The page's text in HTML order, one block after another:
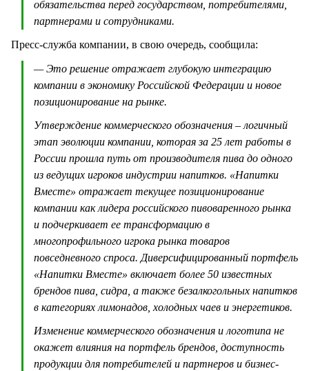
обязательства перед государством, потребителями,
партнерами и сотрудниками.
Пресс-служба компании, в свою очередь, сообщила:
— Это решение отражает глубокую интеграцию
компании в экономику Российской Федерации и новое
позиционирование на рынке.
Утверждение коммерческого обозначения – логичный
этап эволюции компании, которая за 25 лет работы в
России прошла путь от производителя пива до одного
из ведущих игроков индустрии напитков. «Напитки
Вместе» отражает текущее позиционирование
компании как лидера российского пивоваренного рынка
и подчеркивает ее трансформацию в
многопрофильного игрока рынка товаров
повседневного спроса. Диверсифицированный портфель
«Напитки Вместе» включает более 50 известных
брендов пива, сидра, а также безалкогольных напитков
в категориях лимонадов, холодных чаев и энергетиков.
Изменение коммерческого обозначения и логотипа не
окажет влияния на портфель брендов, доступность
продукции для потребителей и партнеров и бизнес-